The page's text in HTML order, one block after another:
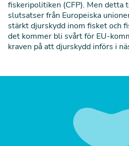
fiskeripolitiken (CFP). Men detta
slutsatser från Europeiska
stärkt djurskydd inom fisket och
det kommer bli svårt för EU-
kraven på att djurskydd införs i